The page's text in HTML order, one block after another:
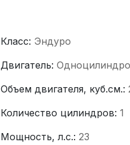
Класс: Эндуро
Двигатель:
Объем двигателя, куб.см.:
Количество цилиндров: 1
Мощность, л.с.: 23